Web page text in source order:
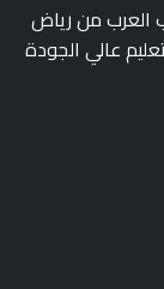
العرب من رياض
عالي الجودة